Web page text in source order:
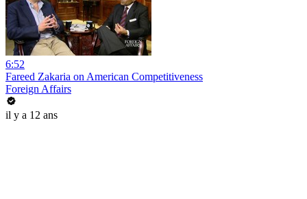
6:52
Fareed Zakaria on American Competitiveness
Foreign Affairs
il y a 12 ans